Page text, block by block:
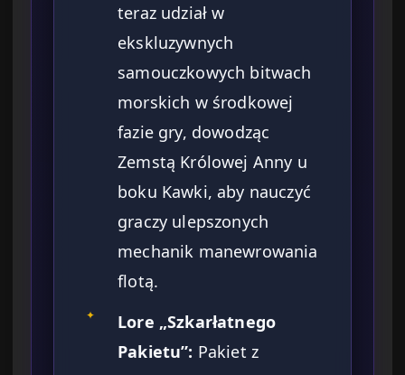
teraz udział w
ekskluzywnych
samouczkowych bitwach
morskich w środkowej
fazie gry, dowodząc
Zemstą Królowej Anny u
boku Kawki, aby nauczyć
graczy ulepszonych
mechanik manewrowania
flotą.
✦
Lore „Szkarłatnego
Pakietu”: Pakiet z